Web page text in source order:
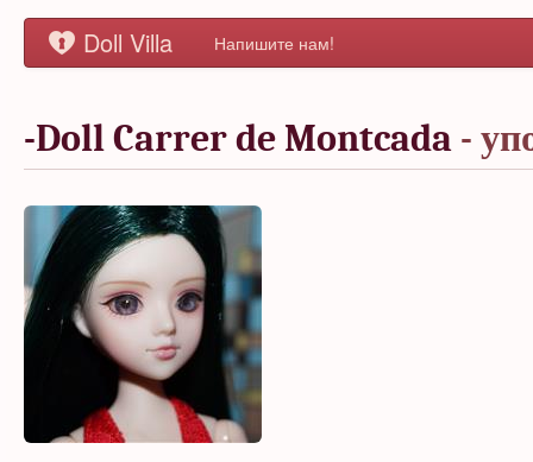
Doll Villa Напишите нам!
-Doll Carrer de Montcada -